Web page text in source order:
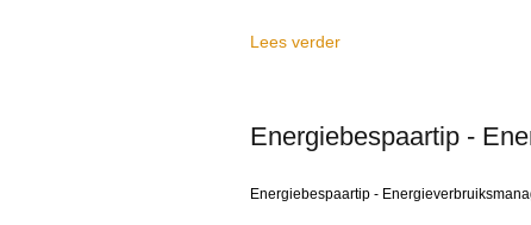
Lees verder
Energiebespaartip -
Energiebespaartip -